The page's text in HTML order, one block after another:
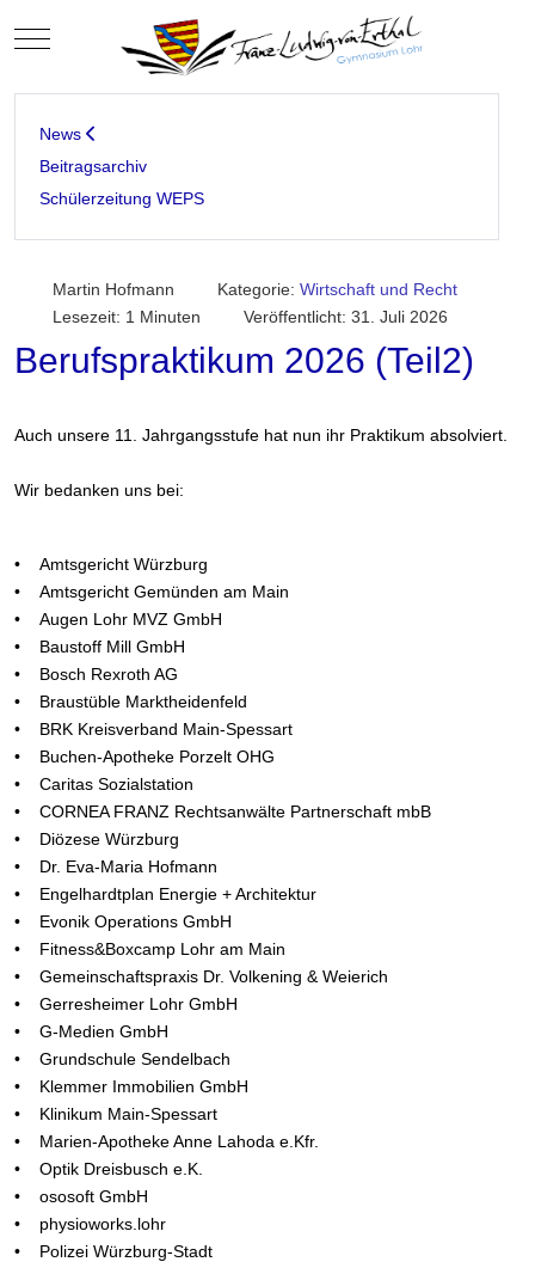
Mobile Menu Toggle
News
Beitragsarchiv
Schülerzeitung WEPS
Martin Hofmann Kategorie: Wirtschaft und Recht
Lesezeit: 1 Minuten
Veröffentlicht: 31. Juli 2026
Berufspraktikum 2026 (Teil2)
Auch unsere 11. Jahrgangsstufe hat nun ihr Praktikum absolviert.
Wir bedanken uns bei:
• Amtsgericht Würzburg
• Amtsgericht Gemünden am Main
• Augen Lohr MVZ GmbH
• Baustoff Mill GmbH
• Bosch Rexroth AG
• Braustüble Marktheidenfeld
• BRK Kreisverband Main-Spessart
• Buchen-Apotheke Porzelt OHG
• Caritas Sozialstation
• CORNEA FRANZ Rechtsanwälte Partnerschaft mbB
• Diözese Würzburg
• Dr. Eva-Maria Hofmann
• Engelhardtplan Energie + Architektur
• Evonik Operations GmbH
• Fitness&Boxcamp Lohr am Main
• Gemeinschaftspraxis Dr. Volkening & Weierich
• Gerresheimer Lohr GmbH
• G-Medien GmbH
• Grundschule Sendelbach
• Klemmer Immobilien GmbH
• Klinikum Main-Spessart
• Marien-Apotheke Anne Lahoda e.Kfr.
• Optik Dreisbusch e.K.
• ososoft GmbH
• physioworks.lohr
• Polizei Würzburg-Stadt